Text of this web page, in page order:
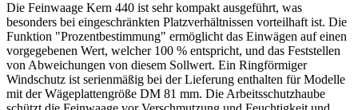
Die Feinwaage Kern 440 ist sehr kompakt ausgeführt, was
besonders bei eingeschränkten Platzverhältnissen vorteilhaft ist. Die
Funktion "Prozentbestimmung" ermöglicht das Einwägen auf einen
vorgegebenen Wert, welcher 100 % entspricht, und das Feststellen
von Abweichungen von diesem Sollwert. Ein Ringförmiger
Windschutz ist serienmäßig bei der Lieferung enthalten für Modelle
mit der Wägeplattengröße DM 81 mm. Die Arbeitsschutzhaube